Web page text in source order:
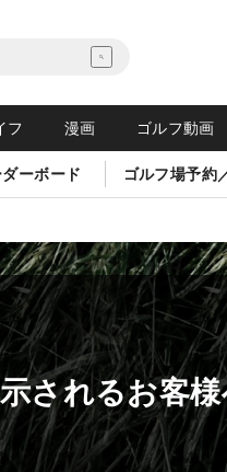
フ 漫画 ゴルフ動画
ーボード ゴルフ場予約
されるお客